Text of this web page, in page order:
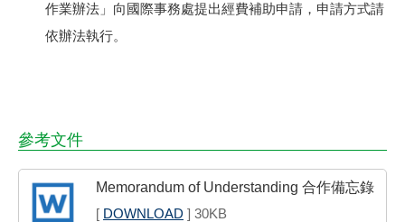
作業辦法」向國際事務處提出經費補助申請，申請方式請
依辦法執行。
參考文件
Memorandum of Understanding 合作備忘錄
[ DOWNLOAD ] 30KB